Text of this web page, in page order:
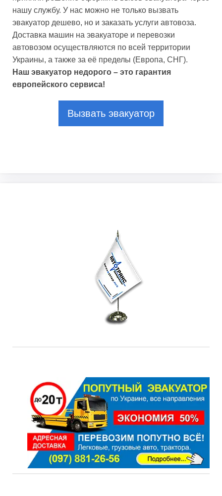
нашу службу. У нас можно не только вызвать
эвакуатор дешево, но и заказать услуги автовоза.
Доставка машин на эвакуаторе и перевозки
автовозом осуществляются по всей территории
Украины, а также за её пределы (Европа, СНГ).
Наш эвакуатор недорого – это гарантия
европейского сервиса!
Вызвать эвакуатор